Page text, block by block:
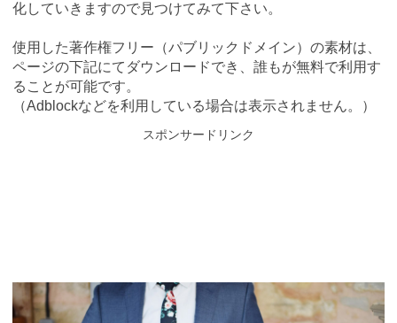
化していきますので見つけてみて下さい。
使用した著作権フリー（パブリックドメイン）の素材は、
ページの下記にてダウンロードでき、誰もが無料で利用す
ることが可能です。
（Adblockなどを利用している場合は表示されません。）
スポンサードリンク